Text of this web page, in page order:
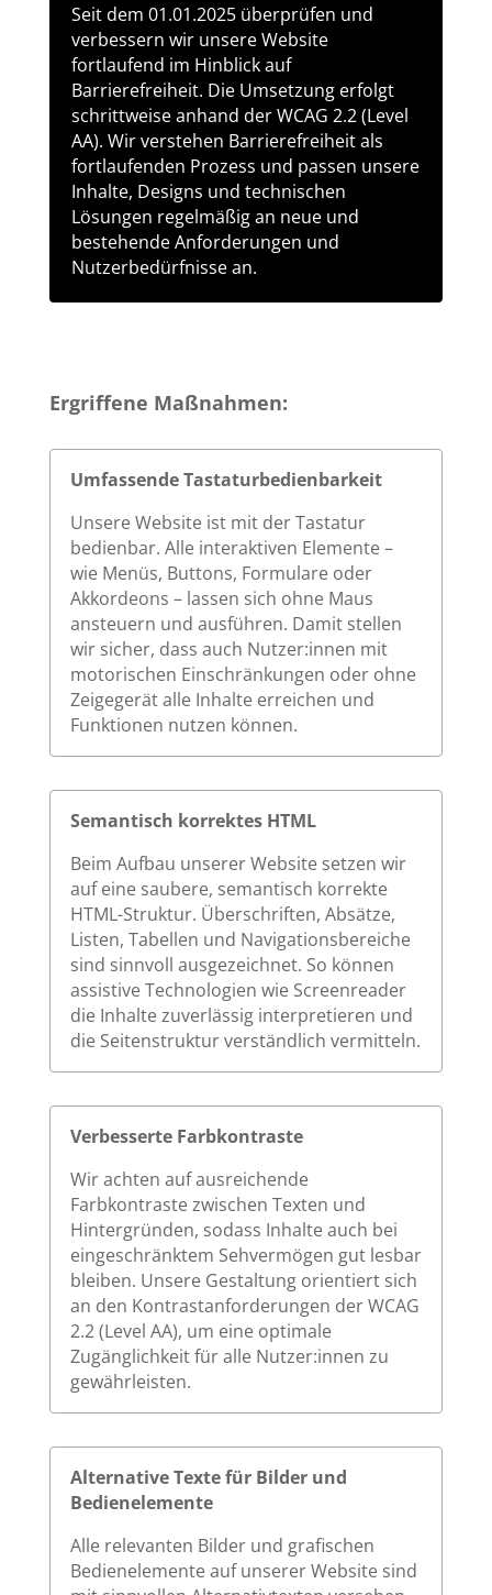
Seit dem 01.01.2025 überprüfen und
verbessern wir unsere Website
fortlaufend im Hinblick auf
Barrierefreiheit. Die Umsetzung erfolgt
schrittweise anhand der WCAG 2.2 (Level
AA). Wir verstehen Barrierefreiheit als
fortlaufenden Prozess und passen unsere
Inhalte, Designs und technischen
Lösungen regelmäßig an neue und
bestehende Anforderungen und
Nutzerbedürfnisse an.
Ergriffene Maßnahmen:
Umfassende Tastaturbedienbarkeit
Unsere Website ist mit der Tastatur
bedienbar. Alle interaktiven Elemente –
wie Menüs, Buttons, Formulare oder
Akkordeons – lassen sich ohne Maus
ansteuern und ausführen. Damit stellen
wir sicher, dass auch Nutzer:innen mit
motorischen Einschränkungen oder ohne
Zeigegerät alle Inhalte erreichen und
Funktionen nutzen können.
Semantisch korrektes HTML
Beim Aufbau unserer Website setzen wir
auf eine saubere, semantisch korrekte
HTML-Struktur. Überschriften, Absätze,
Listen, Tabellen und Navigationsbereiche
sind sinnvoll ausgezeichnet. So können
assistive Technologien wie Screenreader
die Inhalte zuverlässig interpretieren und
die Seitenstruktur verständlich vermitteln.
Verbesserte Farbkontraste
Wir achten auf ausreichende
Farbkontraste zwischen Texten und
Hintergründen, sodass Inhalte auch bei
eingeschränktem Sehvermögen gut lesbar
bleiben. Unsere Gestaltung orientiert sich
an den Kontrastanforderungen der WCAG
2.2 (Level AA), um eine optimale
Zugänglichkeit für alle Nutzer:innen zu
gewährleisten.
Alternative Texte für Bilder und
Bedienelemente
Alle relevanten Bilder und grafischen
Bedienelemente auf unserer Website sind